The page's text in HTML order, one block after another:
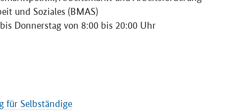
und Soziales (BMAS)
Donnerstag von 8:00 bis 20:00 Uhr
für Selbständige